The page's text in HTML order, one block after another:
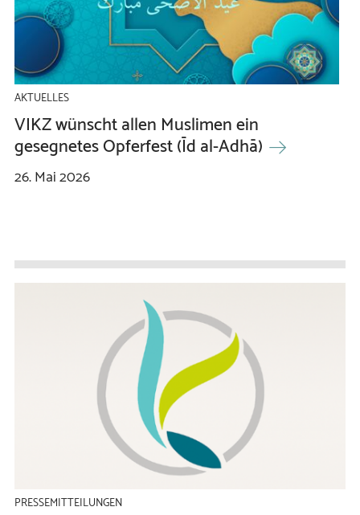
AKTUELLES
VIKZ wünscht allen Muslimen ein
gesegnetes Opferfest (Īd al-Adhā)
26.Mai2026
PRESSEMITTEILUNGEN